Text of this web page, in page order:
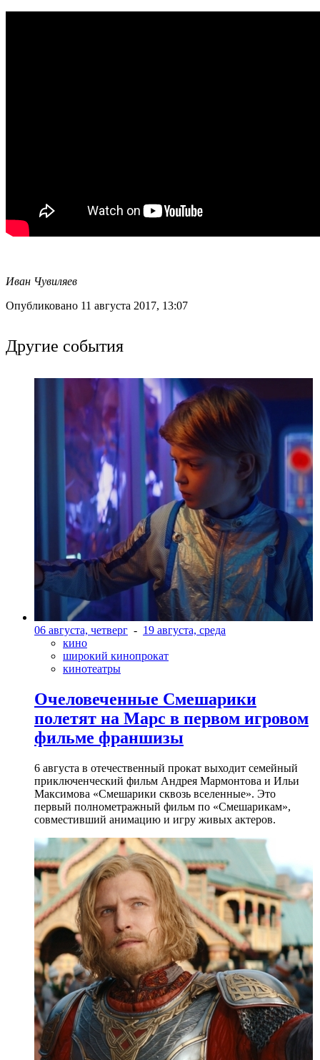
Иван Чувиляев
Опубликовано 11 августа 2017, 13:07
Другие события
06 августа, четверг - 19 августа, среда
кино
широкий кинопрокат
кинотеатры
Очеловеченные Смешарики
полетят на Марс в первом игровом
фильме франшизы
6 августа в отечественный прокат выходит семейный
приключенческий фильм Андрея Мармонтова и Ильи
Максимова «Смешарики сквозь вселенные». Это
первый полнометражный фильм по «Смешарикам»,
совместивший анимацию и игру живых актеров.